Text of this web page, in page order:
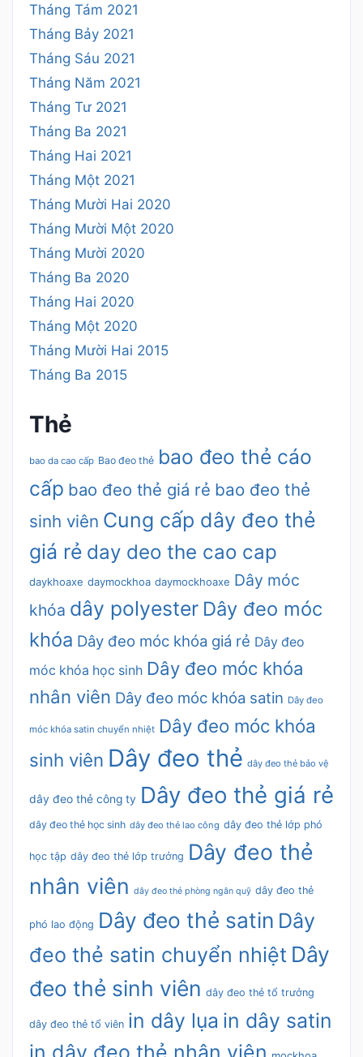
Tháng Tám 2021
Tháng Bảy 2021
Tháng Sáu 2021
Tháng Năm 2021
Tháng Tư 2021
Tháng Ba 2021
Tháng Hai 2021
Tháng Một 2021
Tháng Mười Hai 2020
Tháng Mười Một 2020
Tháng Mười 2020
Tháng Ba 2020
Tháng Hai 2020
Tháng Một 2020
Tháng Mười Hai 2015
Tháng Ba 2015
Thẻ
bao da cao cấp Bao đeo thẻ bao đeo thẻ cáo
cấp bao đeo thẻ giá rẻ bao đeo thẻ
sinh viên Cung cấp dây đeo thẻ
giá rẻ day deo the cao cap
daykhoaxe daymockhoa daymockhoaxe Dây móc
khóa dây polyester Dây đeo móc
khóa Dây đeo móc khóa giá rẻ Dây đeo
móc khóa học sinh Dây đeo móc khóa
nhân viên Dây đeo móc khóa satin Dây đeo
móc khóa satin chuyển nhiệt Dây đeo móc khóa
sinh viên Dây đeo thẻ dây đeo thẻ bảo vệ
dây đeo thẻ công ty Dây đeo thẻ giá rẻ
dây đeo thẻ học sinh dây đeo thẻ lao công dây đeo thẻ lớp phó
học tập dây đeo thẻ lớp trưởng Dây đeo thẻ
nhân viên dây đeo thẻ phòng ngân quỹ dây đeo thẻ
phó lao động Dây đeo thẻ satin Dây
đeo thẻ satin chuyển nhiệt Dây
đeo thẻ sinh viên dây đeo thẻ tổ trưởng
dây đeo thẻ tổ viên in dây lụa in dây satin
in dây đeo thẻ nhân viên